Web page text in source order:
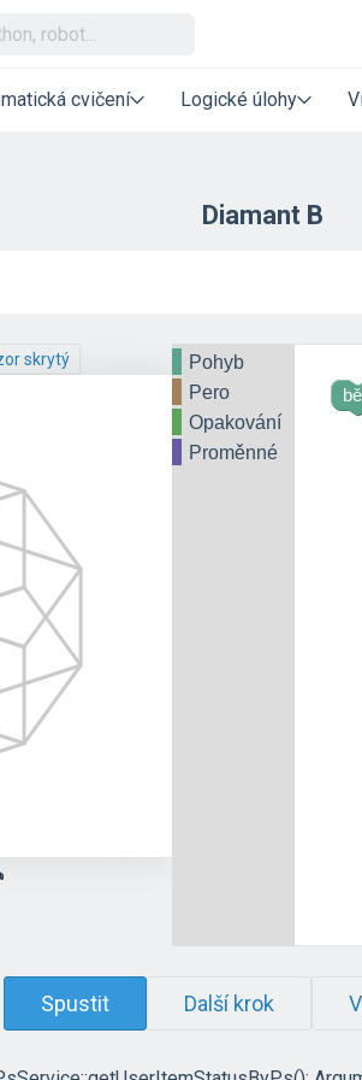
cvičení Logické úlohy
Diamant B
skrytý
Pohyb
Pero
Opakování
Proměnné
Spustit Další krok